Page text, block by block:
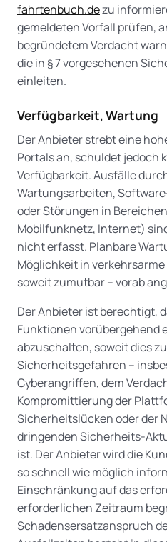
fahrtenbuch.dezu
gemeldeten Vorfall prüfen,
begründetem Verdacht
die in § 7 vorgesehenen
einleiten.
Verfügbarkeit, Wartung
Der Anbieter strebt eine
Portals an, schuldet jedoch
Verfügbarkeit. Ausfälle
Wartungsarbeiten,
oder Störungen in
Mobilfunknetz, Internet)
nicht erfasst. Planbare
Möglichkeit in
soweit zumutbar – vorab
Der Anbieter ist berechtigt,
Funktionen vorübergehend
abzuschalten, soweit dies
Sicherheitsgefahren –
Cyberangriffen, dem
Kompromittierung der
Sicherheitslücken oder der
dringenden Sicherheits-
ist. Der Anbieter wird die
so schnell wie möglich
Einschränkung auf das
erforderlichen Zeitraum
Schadensersatzanspruch